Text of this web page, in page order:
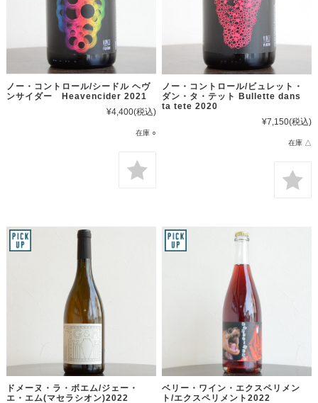
ノー・コントロール/シードル ヘヴ
ンサイダー Heavencider 2021
¥4,400(税込)
在庫 ○
ノー・コントロール/ビュレット・
ダン・タ・テット Bullette dans
ta tete 2020
¥7,150(税込)
在庫 △
ドメーヌ・ラ・ボエム/ジェー・
エ・エム(マセラシオン)2022
ベリー・ワイン・エクスペリメン
ト/エクスペリメント2022